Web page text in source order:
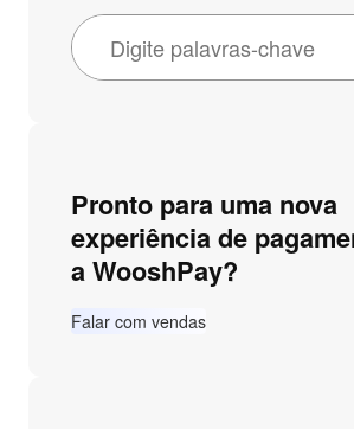
Pronto para uma nova
experiência de
a WooshPay?
Falar com vendas